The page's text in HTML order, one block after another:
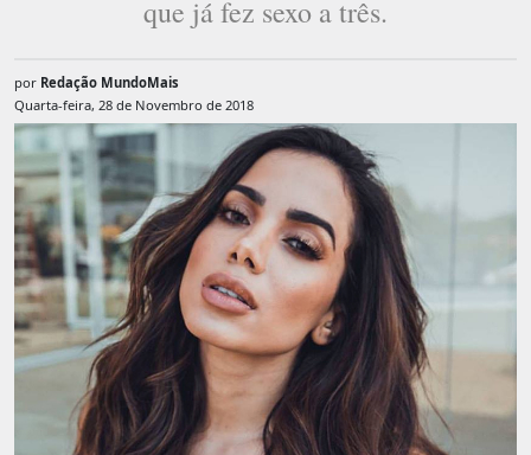
que já fez sexo a três.
por Redação MundoMais
Quarta-feira, 28 de Novembro de 2018